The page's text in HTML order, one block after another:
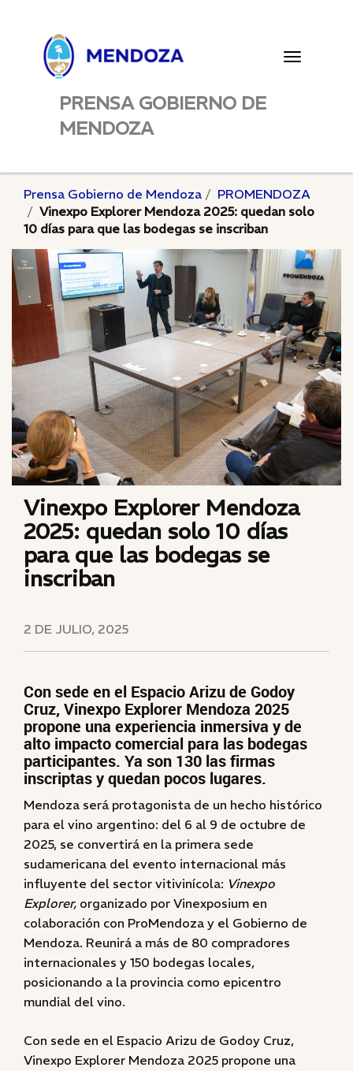
Toggle
PRENSA GOBIERNO DE
MENDOZA
Prensa Gobierno de Mendoza
PROMENDOZA
Vinexpo Explorer Mendoza 2025: quedan solo
10 días para que las bodegas se inscriban
Vinexpo Explorer Mendoza
2025: quedan solo 10 días
para que las bodegas se
inscriban
2 DE JULIO, 2025
Con sede en el Espacio Arizu de Godoy
Cruz, Vinexpo Explorer Mendoza 2025
propone una experiencia inmersiva y de
alto impacto comercial para las bodegas
participantes. Ya son 130 las firmas
inscriptas y quedan pocos lugares.
Mendoza será protagonista de un hecho histórico
para el vino argentino: del 6 al 9 de octubre de
2025, se convertirá en la primera sede
sudamericana del evento internacional más
influyente del sector vitivinícola: Vinexpo
Explorer, organizado por Vinexposium en
colaboración con ProMendoza y el Gobierno de
Mendoza. Reunirá a más de 80 compradores
internacionales y 150 bodegas locales,
posicionando a la provincia como epicentro
mundial del vino.
Con sede en el Espacio Arizu de Godoy Cruz,
Vinexpo Explorer Mendoza 2025 propone una